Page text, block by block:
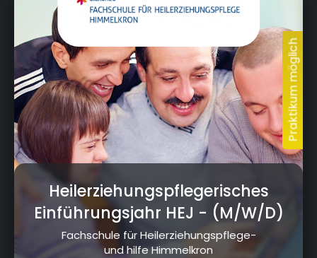
Heyho!
Bereit, deine Ausbildung
in Kulmbach zu finden?
Heilerziehungspflegerisches
Einführungsjahr HEJ - (M/W/D)
Fachschule für Heilerziehungspflege-
und hilfe Himmelkron